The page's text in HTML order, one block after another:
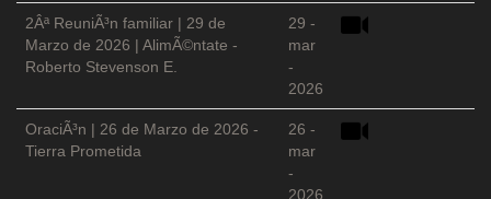
2Âª ReuniÃ³n familiar | 29 de
Marzo de 2026 | AlimÃ©ntate -
Roberto Stevenson E.
29 -
mar
-
2026
OraciÃ³n | 26 de Marzo de 2026 -
Tierra Prometida
26 -
mar
-
2026